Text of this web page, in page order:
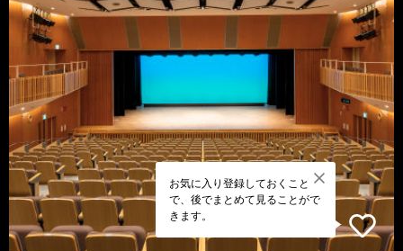
お気に入り登録しておくこと
で、後でまとめて見ることがで
きます。